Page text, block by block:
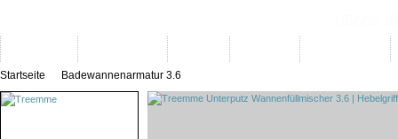
Startseite Badewannenarmatur 3.6